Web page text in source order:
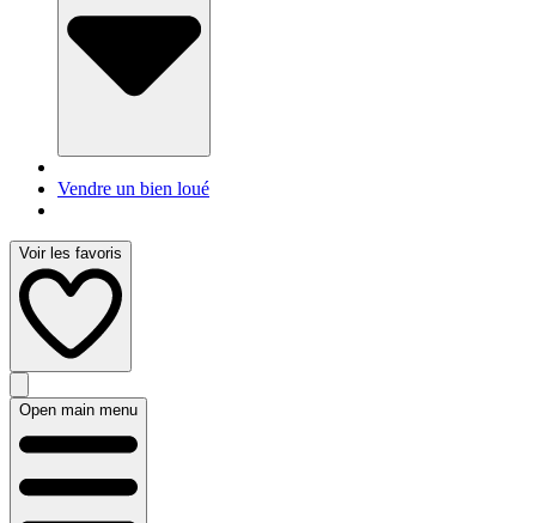
Vendre un bien loué
Voir les favoris
Open main menu